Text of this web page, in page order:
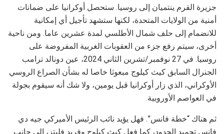
جزيرة القرم ينتميان إلى روسيا. ستحصل أوكرانيا على ضمانات
أمنية من الولايات المتحدة، لكنها ستشهد تأجيل أي إمكانية
للانضمام إلى حلف شمال الأطلسي لمدة عشرين عاما. ومن ناحية
أخرى، سيتم رفع جزء من العقوبات الغربية المفروضة على
روسيا. في 27 نوفمبر/تشرين الثاني 2024، عين دونالد ترامب
الجنرال السابق كيث كيلوج مبعوثا خاصا له بشأن الصراع الروسي
الأوكراني، الذي زار أوكرانيا قبل يومين، ولا شك أنه سيقوم بجولة
في العواصم الأوروبية.
ثم هناك “خطة فانس”. فهل يؤيد نائب الرئيس الأميركي جيه دي
فانس تجميد الحدود، كما فعل كيث كيلوج وفريد ​​فليتز، إلى جانب